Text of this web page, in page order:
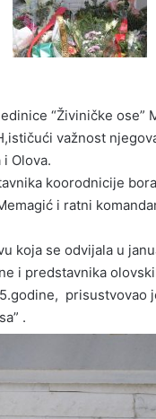
“Živiničke
važnost
Olova.
koorodnicije
i ratni
koja se odvijala u
i predstavnika
prisustvovao
.